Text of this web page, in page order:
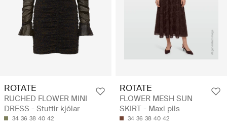
ROTATE
RUCHED FLOWER MINI
DRESS - Stuttir kjólar
34 36 38 40 42
ROTATE
FLOWER MESH SUN
SKIRT - Maxi pils
34 36 38 40 42